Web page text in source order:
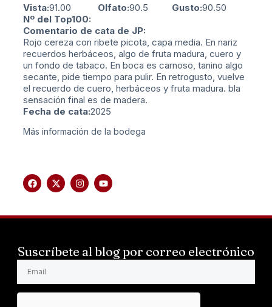
Vista:91.00 Olfato:90.5 Gusto:90.50
Nº del Top100:
Comentario de cata de JP:
Rojo cereza con ribete picota, capa media. En nariz
recuerdos herbáceos, algo de fruta madura, cuero y
un fondo de tabaco. En boca es carnoso, tanino algo
secante, pide tiempo para pulir. En retrogusto, vuelve
el recuerdo de cuero, herbáceos y fruta madura. bla
sensación final es de madera.
Fecha de cata:2025
Más información de la bodega
Suscríbete al blog por correo electrónico